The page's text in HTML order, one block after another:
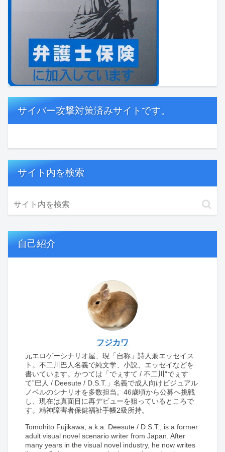
サイバー攻撃対策済みサイトです。
サイト内を検索
自己紹介
フジカワ
元エロゲーシナリオ屋、現「自称」詩人兼エッセイス
ト。不二川巴人名義で純文学、小説、エッセイなどを
書いています。かつては「でぇすて / 不二川“でぇす
て”巴人 / Deesute / D.S.T.」名義で成人向けビジュアル
ノベルのシナリオを多数担当。46歳頃から公募へ挑戦
し、現在は真面目に再デビューを狙っているところで
す。精神障害者保健福祉手帳2級所持。
Tomohito Fujikawa, a.k.a. Deesute / D.S.T., is a former
adult visual novel scenario writer from Japan. After
many years in the visual novel industry, he now writes